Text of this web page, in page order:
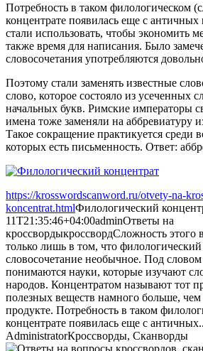
Потребность в таком филологическом
концентрате появилась еще с
стали использовать, чтобы экономить
также время для написания. Было
словосочетания употребляются
Поэтому стали заменять известные
слово, которое состояло из усеченных
начальных букв. Римские императоры
имена тоже заменяли на аббревиатуру
Такое сокращение практикуется среди
которых есть письменность. Ответ:
https://krosswordscanword.ru/otvety-na-
koncentrat.htmlФилологический
11T21:35:46+04:00adminОтветы на
кроссвордыкроссвордСложность этого
только лишь в том, что
словосочетание необычное. Под
понимаются науки, которые изучают
народов. Концентратом называют тот
полезных веществ намного больше,
продукте. Потребность в таком
концентрате появилась еще с
AdministratorКроссворды, Сканворды